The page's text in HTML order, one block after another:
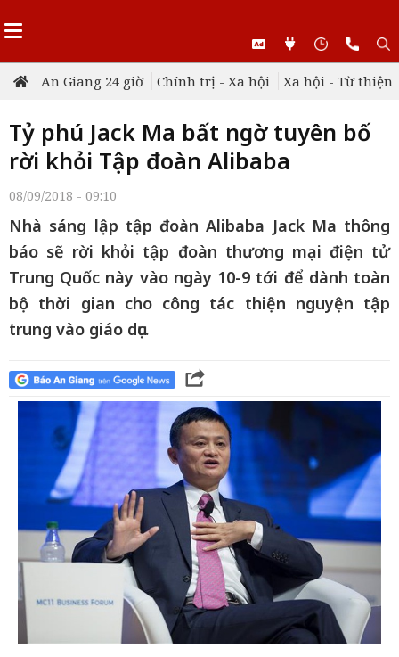
An Giang 24 giờ Chính trị - Xã hội Xã hội - Từ thiện
Tỷ phú Jack Ma bất ngờ tuyên bố
rời khỏi Tập đoàn Alibaba
08/09/2018 - 09:10
Nhà sáng lập tập đoàn Alibaba Jack Ma thông
báo sẽ rời khỏi tập đoàn thương mại điện tử
Trung Quốc này vào ngày 10-9 tới để dành toàn
bộ thời gian cho công tác thiện nguyện tập
trung vào giáo dục.